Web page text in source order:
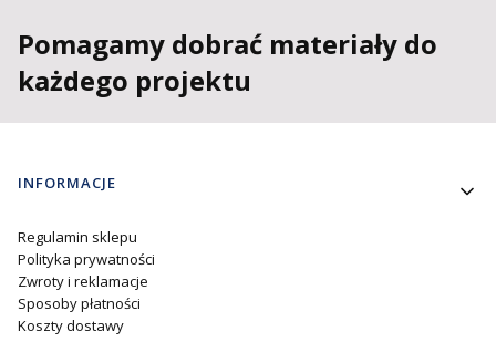
Pomagamy dobrać materiały do
każdego projektu
Linki w stopce
INFORMACJE
Regulamin sklepu
Polityka prywatności
Zwroty i reklamacje
Sposoby płatności
Koszty dostawy